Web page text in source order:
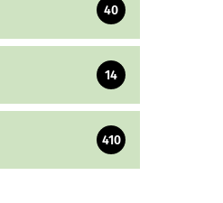
40
14
410